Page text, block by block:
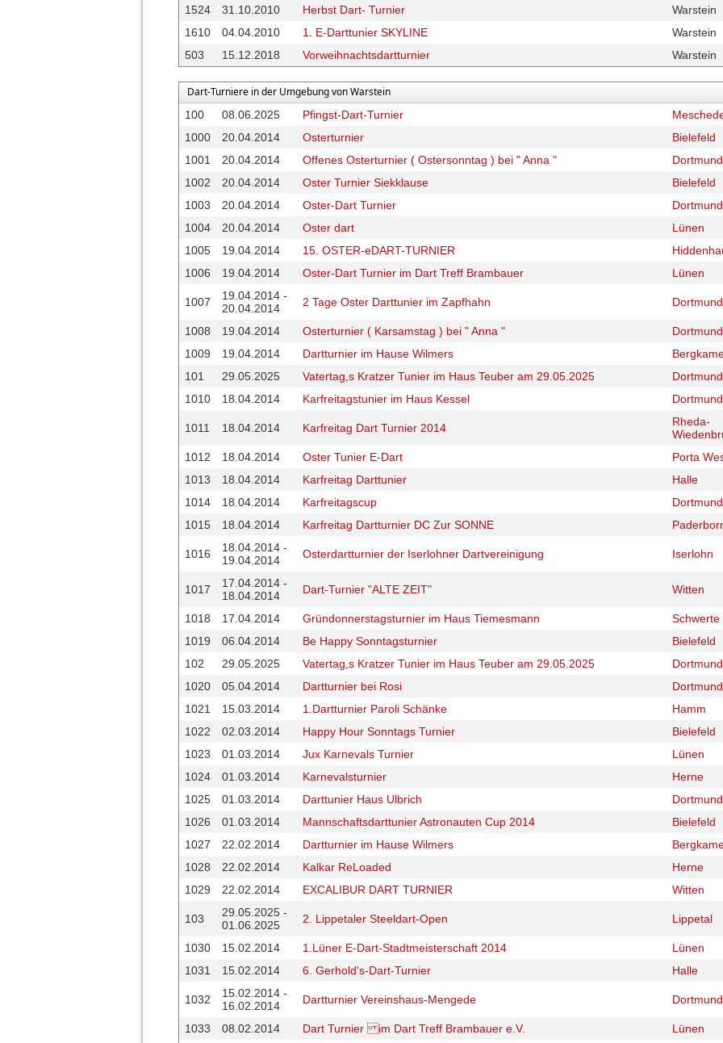
1524 31.10.2010 Herbst Dart- Turnier
Warstein
1610
04.04.2010 1. E-Darttunier SKYLINE
Warstein
503
15.12.2018 Vorweihnachtsdartturnier Warstein
Dart-Turniere in der Umgebung von Warstein
100 08.06.2025 Pfingst-Dart-Turnier
1000
20.04.2014 Osterturnier
Bielefeld
1001
20.04.2014 Offenes Osterturnier ( Ostersonntag ) bei " Anna "
Dortmund
1002
20.04.2014 Oster Turnier Siekklause
Bielefeld
1003
20.04.2014 Oster-Dart Turnier
Dortmund
1004
20.04.2014 Oster dart
Lünen
1005
19.04.2014 15. OSTER-eDART-TURNIER
1006
19.04.2014 Oster-Dart Turnier im Dart Treff Brambauer Lünen
1007
19.04.2014 -
20.04.2014
2 Tage Oster Darttunier im Zapfhahn Dortmund
1008 19.04.2014 Osterturnier ( Karsamstag ) bei " Anna "
Dortmund
1009
19.04.2014 Dartturnier im Hause Wilmers
101
29.05.2025 Vatertag,s Kratzer Tunier im Haus Teuber am 29.05.2025
Dortmund
1010
18.04.2014 Karfreitagstunier im Haus Kessel Dortmund
1011 18.04.2014 Karfreitag Dart Turnier 2014
Rheda-
1012
18.04.2014 Oster Tunier E-Dart
Porta
1013
18.04.2014 Karfreitag Darttunier
Halle
1014
18.04.2014 Karfreitagscup
Dortmund
1015
18.04.2014 Karfreitag Dartturnier DC Zur SONNE
1016
18.04.2014 -
19.04.2014
Osterdartturnier der Iserlohner Dartvereinigung Iserlohn
1017
17.04.2014 -
18.04.2014
Dart-Turnier "ALTE ZEIT" Witten
1018 17.04.2014 Gründonnerstagsturnier im Haus Tiemesmann
Schwerte
1019
06.04.2014 Be Happy Sonntagsturnier
Bielefeld
102
29.05.2025 Vatertag,s Kratzer Tunier im Haus Teuber am 29.05.2025
Dortmund
1020
05.04.2014 Dartturnier bei Rosi
Dortmund
1021
15.03.2014 1.Dartturnier Paroli Schänke
Hamm
1022
02.03.2014 Happy Hour Sonntags Turnier
Bielefeld
1023
01.03.2014 Jux Karnevals Turnier
Lünen
1024
01.03.2014 Karnevalsturnier
Herne
1025
01.03.2014 Darttunier Haus Ulbrich
Dortmund
1026
01.03.2014 Mannschaftsdarttunier Astronauten Cup 2014
Bielefeld
1027
22.02.2014 Dartturnier im Hause Wilmers
1028
22.02.2014 Kalkar ReLoaded
Herne
1029
22.02.2014 EXCALIBUR DART TURNIER Witten
103
29.05.2025 -
01.06.2025
2. Lippetaler Steeldart-Open Lippetal
1030 15.02.2014 1.Lüner E-Dart-Stadtmeisterschaft 2014
Lünen
1031
15.02.2014 6. Gerhold's-Dart-Turnier Halle
1032
15.02.2014 -
16.02.2014
Dartturnier Vereinshaus-Mengede Dortmund
1033 08.02.2014 Dart Turnier im Dart Treff Brambauer e.V.
Lünen